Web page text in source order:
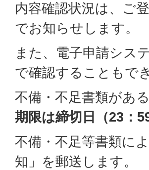
内容確認状況は、ご
でお知らせします。
また、電子申請シス
で確認することもで
不備・不足書類があ
期限は締切日（23：
不備・不足等書類に
知」を郵送します。